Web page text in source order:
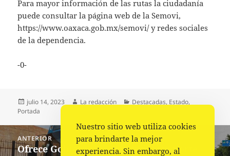
Para mayor información de las rutas la ciudadanía
puede consultar la página web de la Semovi,
https://www.oaxaca.gob.mx/semovi/ y redes sociales
de la dependencia.
-0-
Publicado
el
julio 14, 2023 Autor
La redacción Categorías
Destacadas, Estado,
Portada
Navegación
de
ANTERIOR
Entrada
Ofrece Gobierno de Oaxaca transporte
Nuestro sitio web utiliza cookies
para brindarte la mejor
experiencia. Sin embargo, al